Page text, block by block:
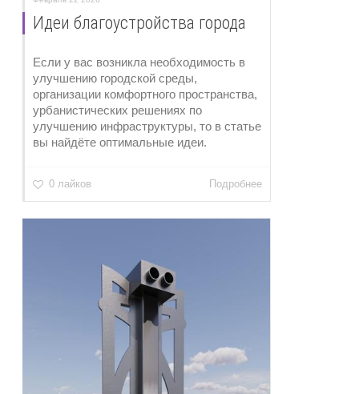
Идеи благоустройства города
Если у вас возникла необходимость в
улучшению городской среды,
организации комфортного пространства,
урбанистических решениях по
улучшению инфраструктуры, то в статье
вы найдёте оптимальные идеи.
0 лайков Подробнее